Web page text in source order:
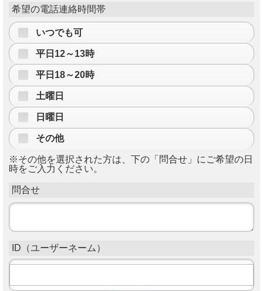
希望の電話連絡時間帯
いつでも可
平日12～13時
平日18～20時
土曜日
日曜日
その他
※その他を選択された方は、下の「問合せ」にご希望の日
時をご入力ください。
問合せ
ID（ユーザーネーム）